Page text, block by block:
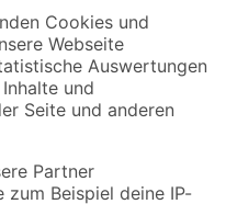
mehr verpassen!